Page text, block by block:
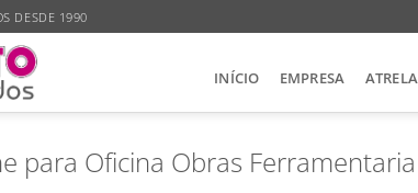
DESDE 1990
INÍCIO EMPRESA
para Oficina Obras